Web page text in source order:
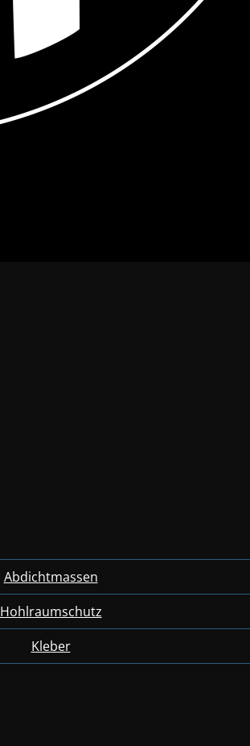
Abdichtmassen
Hohlraumschutz
Kleber